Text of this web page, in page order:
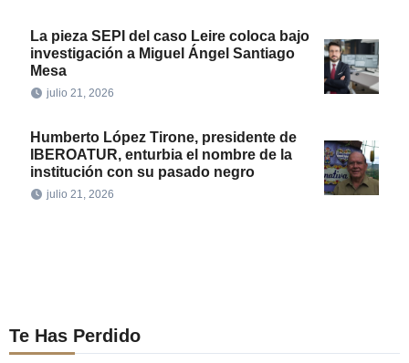
La pieza SEPI del caso Leire coloca bajo
investigación a Miguel Ángel Santiago
Mesa
julio 21, 2026
Humberto López Tirone, presidente de
IBEROATUR, enturbia el nombre de la
institución con su pasado negro
julio 21, 2026
Te Has Perdido